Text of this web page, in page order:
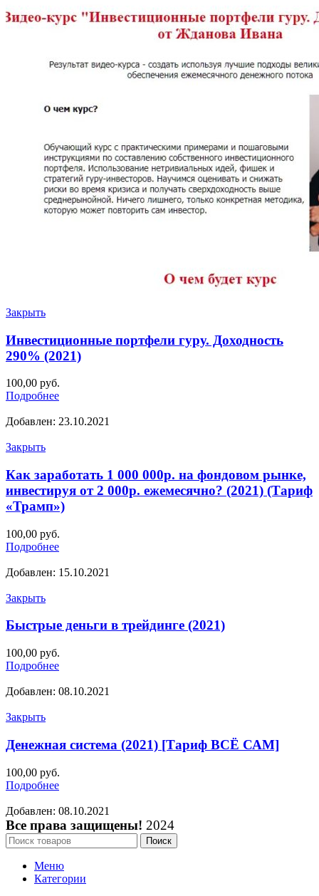
Закрыть
Инвестиционные портфели гуру. Доходность
290% (2021)
100,00 руб.
Подробнее
Добавлен: 23.10.2021
Закрыть
Как заработать 1 000 000р. на фондовом рынке,
инвестируя от 2 000р. ежемесячно? (2021) (Тариф
«Трамп»)
100,00 руб.
Подробнее
Добавлен: 15.10.2021
Закрыть
Быстрые деньги в трейдинге (2021)
100,00 руб.
Подробнее
Добавлен: 08.10.2021
Закрыть
Денежная система (2021) [Тариф ВСЁ САМ]
100,00 руб.
Подробнее
Добавлен: 08.10.2021
Все права защищены! 2024
Поиск
Меню
Категории